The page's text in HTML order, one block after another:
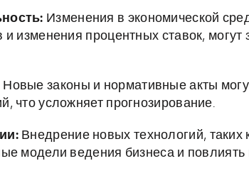
Изменения в экономической
изменения процентных ставок, могут
Новые законы и нормативные акты
что усложняет прогнозирование.
Внедрение новых технологий, таких
модели ведения бизнеса и повлиять